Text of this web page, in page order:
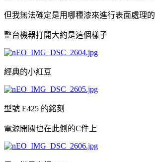
但我無法確定是用哪種漆來進行表面處理的
整台機器打開大約是這個樣子
經典的小紅豆
型號 E425 的銘刻
電源開關也在此側的C件上